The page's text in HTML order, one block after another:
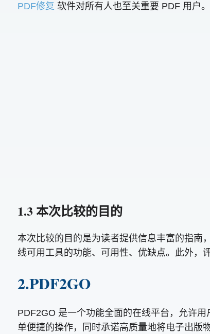
PDF修复 软件对所有人也至关重要 PDF 用户
1.3 本次比较的目的
本次比较的目的是为读者提供信息丰富的指南
线可用工具的功能、可用性、优缺点。此外，
2.PDF2GO
PDF2GO 是一个功能全面的在线平台，允许
单便捷的操作，同时承诺高质量地将电子出版